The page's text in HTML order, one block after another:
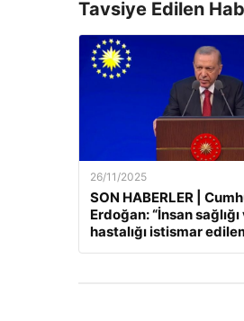
Tavsiye Edilen
26/11/2025
SON HABERLER |
Erdoğan: “İnsan sağlığı
hastalığı istismar